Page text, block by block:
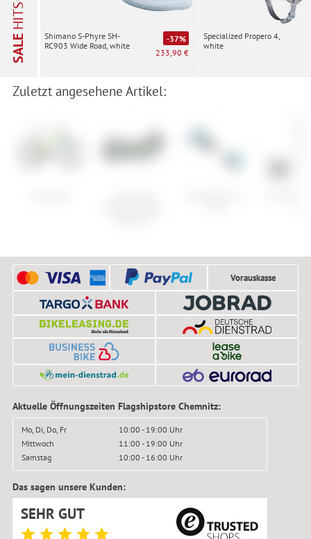
SALE
HITS
Shimano S-Phyre SH-
RC903 Wide Road, white
-37%
233,90 €
Specialized Propero 4,
white
Zuletzt angesehene Artikel:
Vorauskasse
Aktuelle Öffnungszeiten Flagshipstore Chemnitz:
Mo, Di, Do, Fr
10:00 - 19:00 Uhr
Mittwoch
11:00 - 19:00 Uhr
Samstag
10:00 - 16:00 Uhr
Das sagen unsere Kunden:
SEHR GUT